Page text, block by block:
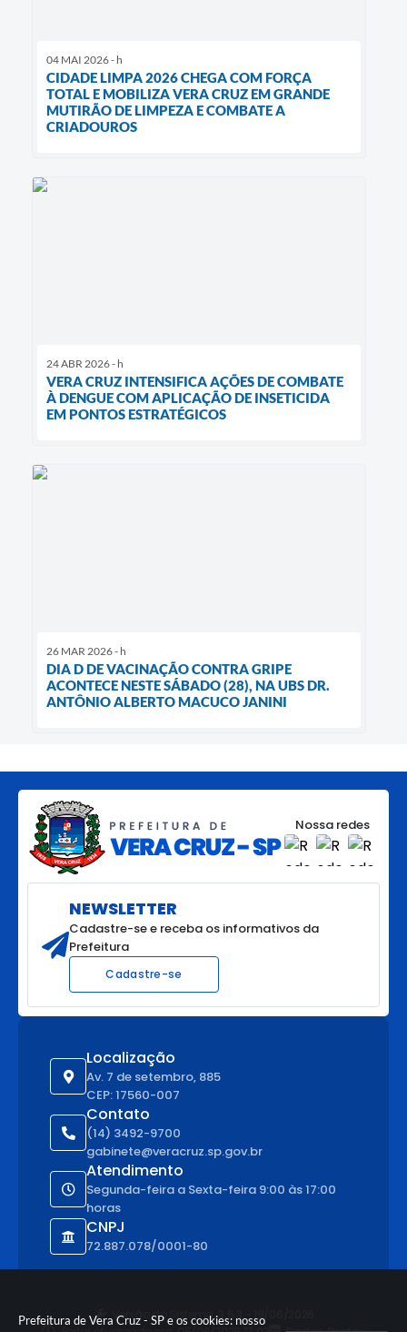
Prefeitura de Vera Cruz - SP e os cookies: nosso
04 MAI 2026 - h
CIDADE LIMPA 2026 CHEGA COM FORÇA
TOTAL E MOBILIZA VERA CRUZ EM GRANDE
MUTIRÃO DE LIMPEZA E COMBATE A
CRIADOUROS
24 ABR 2026 - h
VERA CRUZ INTENSIFICA AÇÕES DE COMBATE
À DENGUE COM APLICAÇÃO DE INSETICIDA
EM PONTOS ESTRATÉGICOS
26 MAR 2026 - h
DIA D DE VACINAÇÃO CONTRA GRIPE
ACONTECE NESTE SÁBADO (28), NA UBS DR.
ANTÔNIO ALBERTO MACUCO JANINI
Localização
Av. 7 de setembro, 885
CEP: 17560-007
Contato
(14) 3492-9700
gabinete@veracruz.sp.gov.br
Atendimento
Segunda-feira a Sexta-feira 9:00 às 17:00
horas
CNPJ
72.887.078/0001-80
Nossa redes
NEWSLETTER
Cadastre-se e receba os informativos da
Prefeitura
Cadastre-se
Versão do Sistema: